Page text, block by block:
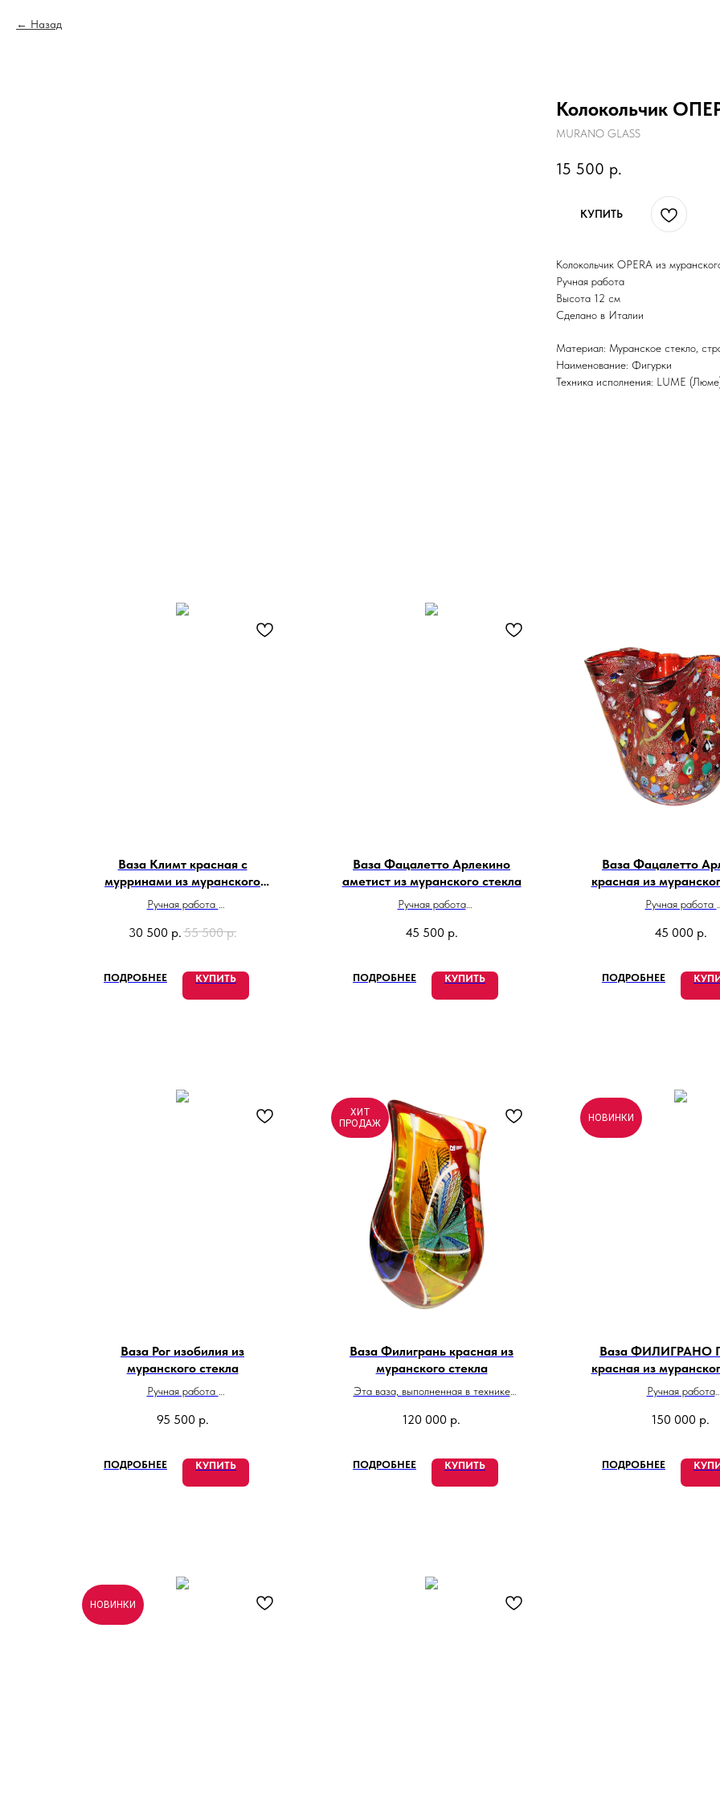
Назад
Колокольчик
MURANO GLASS
15 500 р.
КУПИТЬ
Колокольчик OPERA из
Ручная работа
Высота 12 см
Сделано в Италии
Материал: Муранское стекло,
Наименование: Фигурки
Техника исполнения: LUME
Ваза Климт красная с
мурринами из муранского
стекла
Ручная работа
30 500 р.55 500 р.
ПОДРОБНЕЕ КУПИТЬ
Ваза Фацалетто Арлекино
аметист из муранского стекла
Ручная работа
Сделано в Италии
45 500 р.
ПОДРОБНЕЕ КУПИТЬ
Ваза Фацалетто
красная из
Ручная работа
Сделано в
45 000 р.
ПОДРОБНЕЕ
Ваза Рог изобилия из
муранского стекла
Ручная работа
Сделано в Италии
95 500 р.
ПОДРОБНЕЕ КУПИТЬ
ХИТ
ПРОДАЖ
Ваза Филигрань красная из
муранского стекла
Эта ваза, выполненная в технике
является настоящим произведением
стеклодувами на острове Мурано,
120 000 р.
ПОДРОБНЕЕ КУПИТЬ
НОВИНКИ
Ваза ФИЛИГРАНО
красная из
Ручная работа
Сделано в
150 000 р.
ПОДРОБНЕЕ
НОВИНКИ